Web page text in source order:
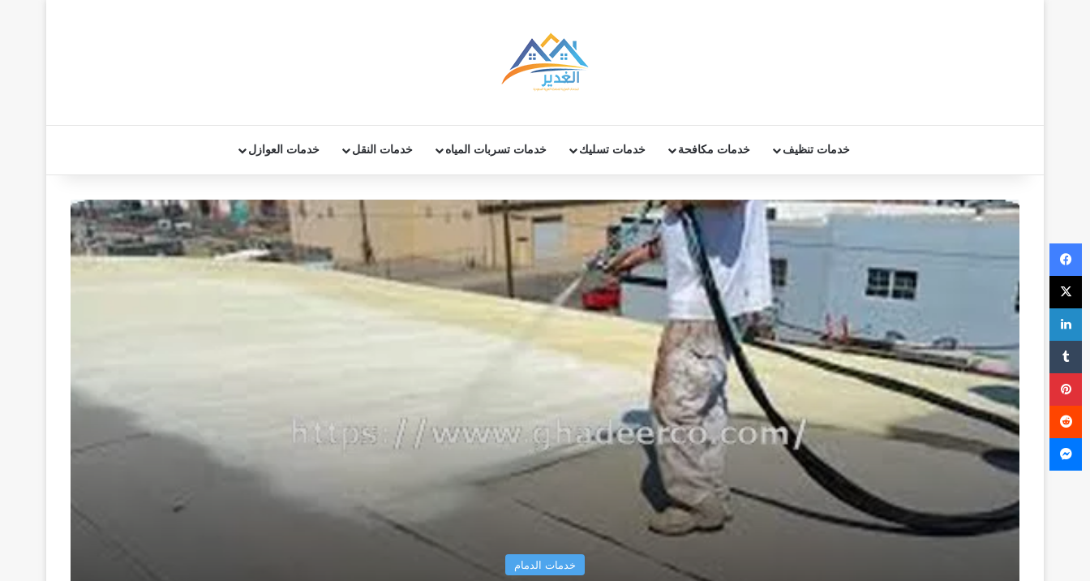
خدمات تنظيف خدمات مكافحة خدمات تسليك خدمات تسربات المياه خدمات النقل خدمات العوازل
خدمات الدمام
لينكدإن
بينتيريست
ماسنجر